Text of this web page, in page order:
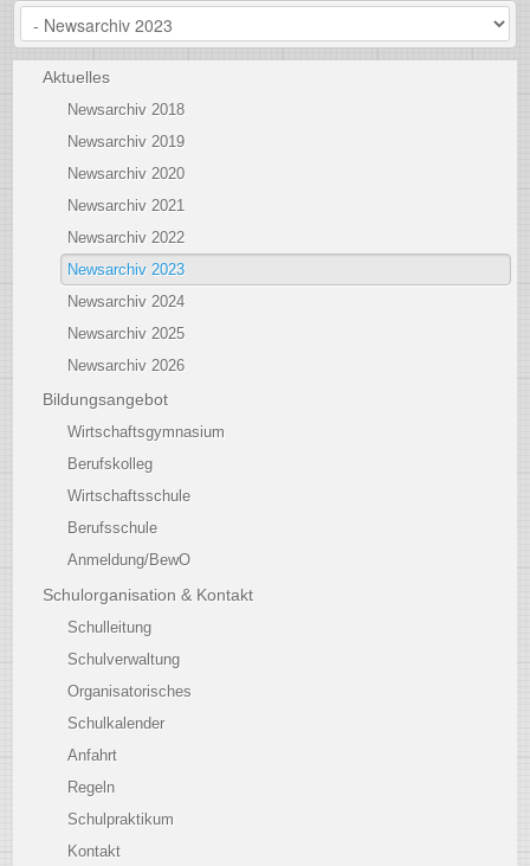
Aktuelles
Newsarchiv 2018
Newsarchiv 2019
Newsarchiv 2020
Newsarchiv 2021
Newsarchiv 2022
Newsarchiv 2023
Newsarchiv 2024
Newsarchiv 2025
Newsarchiv 2026
Bildungsangebot
Wirtschaftsgymnasium
Berufskolleg
Wirtschaftsschule
Berufsschule
Anmeldung/BewO
Schulorganisation & Kontakt
Schulleitung
Schulverwaltung
Organisatorisches
Schulkalender
Anfahrt
Regeln
Schulpraktikum
Kontakt